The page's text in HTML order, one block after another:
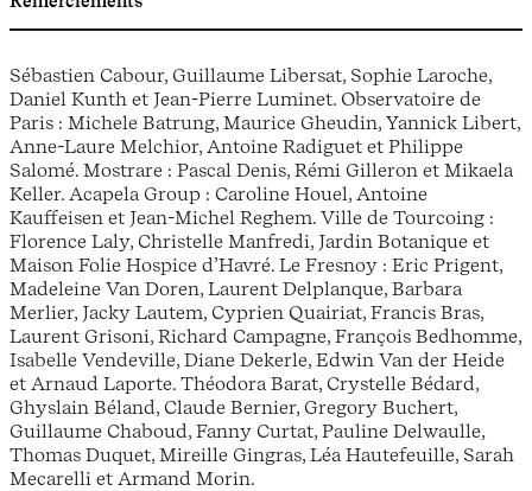
Sébastien Cabour, Guillaume Libersat, Sophie Laroche,
Daniel Kunth et Jean-Pierre Luminet. Observatoire de
Paris : Michele Batrung, Maurice Gheudin, Yannick Libert,
Anne-Laure Melchior, Antoine Radiguet et Philippe
Salomé. Mostrare : Pascal Denis, Rémi Gilleron et Mikaela
Keller. Acapela Group : Caroline Houel, Antoine
Kauffeisen et Jean-Michel Reghem. Ville de Tourcoing :
Florence Laly, Christelle Manfredi, Jardin Botanique et
Maison Folie Hospice d’Havré. Le Fresnoy : Eric Prigent,
Madeleine Van Doren, Laurent Delplanque, Barbara
Merlier, Jacky Lautem, Cyprien Quairiat, Francis Bras,
Laurent Grisoni, Richard Campagne, François Bedhomme,
Isabelle Vendeville, Diane Dekerle, Edwin Van der Heide
et Arnaud Laporte. Théodora Barat, Crystelle Bédard,
Ghyslain Béland, Claude Bernier, Gregory Buchert,
Guillaume Chaboud, Fanny Curtat, Pauline Delwaulle,
Thomas Duquet, Mireille Gingras, Léa Hautefeuille, Sarah
Mecarelli et Armand Morin.